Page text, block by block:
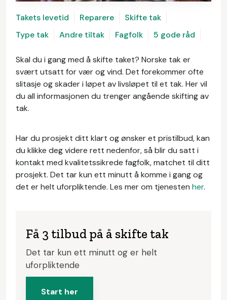
Takets levetid Reparere
Skifte tak
Type tak
Andre tiltak Fagfolk 5 gode råd
Skal du i gang med å skifte taket? Norske tak er
svært utsatt for vær og vind. Det forekommer ofte
slitasje og skader i løpet av livsløpet til et tak. Her vil
du all informasjonen du trenger angående skifting av
tak.
Har du prosjekt ditt klart og ønsker et pristilbud, kan
du klikke deg videre rett nedenfor, så blir du satt i
kontakt med kvalitetssikrede fagfolk, matchet til ditt
prosjekt. Det tar kun ett minutt å komme i gang og
det er helt uforpliktende. Les mer om tjenesten her.
Få 3 tilbud på å skifte tak
Det tar kun ett minutt og er helt
uforpliktende
Start her